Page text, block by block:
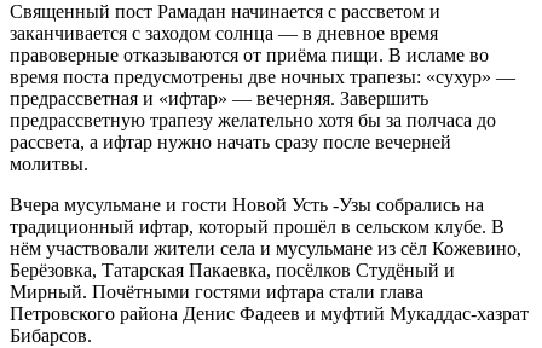
Священный пост Рамадан начинается с рассветом и
заканчивается с заходом солнца — в дневное время
правоверные отказываются от приёма пищи. В исламе во
время поста предусмотрены две ночных трапезы: «сухур» —
предрассветная и «ифтар» — вечерняя. Завершить
предрассветную трапезу желательно хотя бы за полчаса до
рассвета, а ифтар нужно начать сразу после вечерней
молитвы.
Вчера мусульмане и гости Новой Усть -Узы собрались на
традиционный ифтар, который прошёл в сельском клубе. В
нём участвовали жители села и мусульмане из сёл Кожевино,
Берёзовка, Татарская Пакаевка, посёлков Студёный и
Мирный. Почётными гостями ифтара стали глава
Петровского района Денис Фадеев и муфтий Мукаддас-хазрат
Бибарсов.